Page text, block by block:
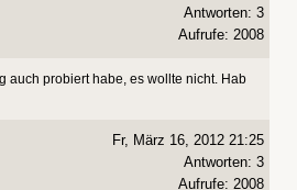
Antworten: 3
Aufrufe: 2008
auch probiert habe, es wollte nicht. Hab
Fr, März 16, 2012 21:25
Antworten: 3
Aufrufe: 2008